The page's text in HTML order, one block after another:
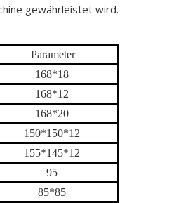
gewährleistet wird.
Parameter
168*18
168*12
168*20
150*150*12
155*145*12
95
85*85